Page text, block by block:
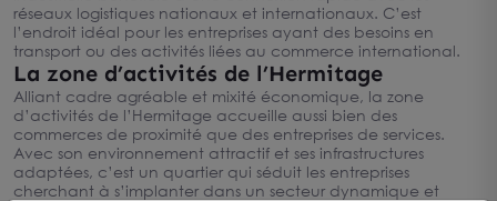
réseaux logistiques nationaux et internationaux. C’est
l’endroit idéal pour les entreprises ayant des besoins en
transport ou des activités liées au commerce international.
La zone d’activités de l’Hermitage
Alliant cadre agréable et mixité économique, la zone
d’activités de l’Hermitage accueille aussi bien des
commerces de proximité que des entreprises de services.
Avec son environnement attractif et ses infrastructures
adaptées, c’est un quartier qui séduit les entreprises
cherchant à s’implanter dans un secteur dynamique et